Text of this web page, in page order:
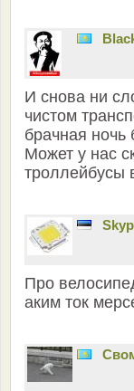
И снова ни
чистом
брачная ночь
Может у нас
троллейбусы
Про
аким ток